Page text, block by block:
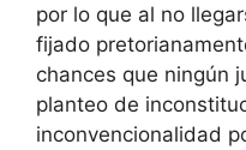
por lo que al no
fijado
chances que ningún
planteo de
inconvencionalidad